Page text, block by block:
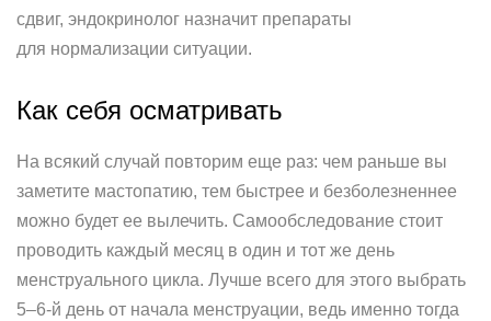
сдвиг, эндокринолог назначит препараты
для нормализации ситуации.
Как себя осматривать
На всякий случай повторим еще раз: чем раньше вы
заметите мастопатию, тем быстрее и безболезненнее
можно будет ее вылечить. Самообследование стоит
проводить каждый месяц в один и тот же день
менструального цикла. Лучше всего для этого выбрать
5–6‑й день от начала менструации, ведь именно тогда